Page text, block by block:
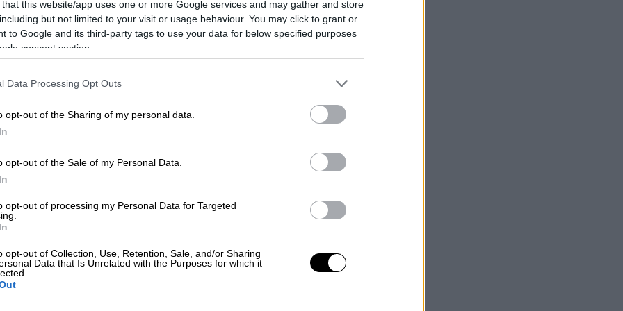
that this website/app uses one or more Google services and may gather and store
but not limited to your visit or usage behaviour. You may click to grant or
to Google and its third-party tags to use your data for below specified purposes
consent section.
Data Processing Opt Outs
opt-out of the Sharing of my personal data.
opt-out of the Sale of my Personal Data.
opt-out of processing my Personal Data for Targeted
opt-out of Collection, Use, Retention, Sale, and/or Sharing
Data that Is Unrelated with the Purposes for which it
το περιβάλλον της
από τον Λύτρα
Νοσηλεύεται διασωληνωμένος,
του από πισίνα
της μεγάλης
του ο δήμαρχος Μετεώρων